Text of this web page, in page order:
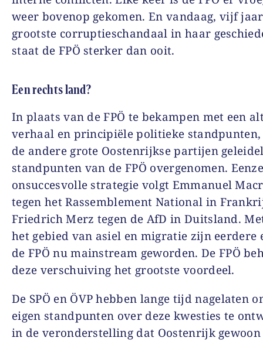
weer bovenop gekomen. En vandaag, vijf
grootste corruptieschandaal in haar
staat de FPÖ sterker dan ooit.
Een rechts land?
In plaats van de FPÖ te bekampen met een
verhaal en principiële politieke standpunten,
de andere grote Oostenrijkse partijen
standpunten van de FPÖ overgenomen.
onsuccesvolle strategie volgt Emmanuel
tegen het Rassemblement National in
Friedrich Merz tegen de AfD in Duitsland.
het gebied van asiel en migratie zijn eerdere
de FPÖ nu mainstream geworden. De FPÖ
deze verschuiving het grootste voordeel.
De SPÖ en ÖVP hebben lange tijd nagelaten
eigen standpunten over deze kwesties te
in de veronderstelling dat Oostenrijk gewoon